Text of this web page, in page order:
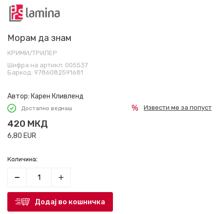
Морам да знам
КРИМИ/ТРИЛЕР
Шифра на артикл: 005537
Баркод: 9786082591681
Автор: Карен Кливленд
Достапно веднаш
420 МКД
6,80 EUR
Извести ме за попуст
Количина:
Додај во кошничка